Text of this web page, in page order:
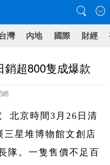
灣 內地 國際 財經
銷超800隻成爆款
網
北京時間3月26日清
三星堆博物館文創店
隊。一隻售價不足百